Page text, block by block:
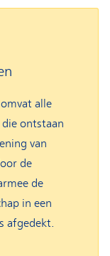
alle
die ontstaan
van
de
de
in een
afgedekt.